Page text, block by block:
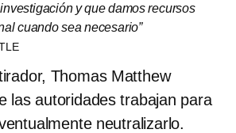
y que damos recursos
cuando sea necesario”
Thomas Matthew
las autoridades trabajan para
neutralizarlo.